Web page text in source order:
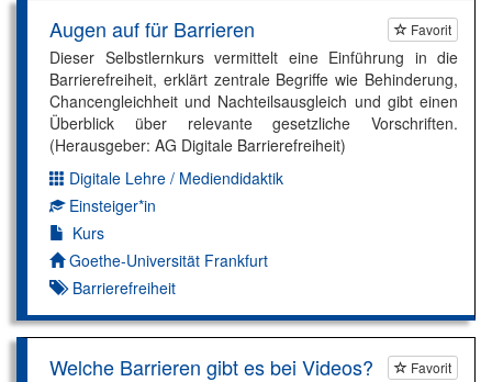
Favorit
Augen auf für Barrieren
Dieser Selbstlernkurs vermittelt eine Einführung in die
Barrierefreiheit, erklärt zentrale Begriffe wie Behinderung,
Chancengleichheit und Nachteilsausgleich und gibt einen
Überblick über relevante gesetzliche Vorschriften.
(Herausgeber: AG Digitale Barrierefreiheit)
Dimension:
Digitale Lehre / Mediendidaktik
Kompetenzniveau:
Einsteiger*in
Kurs
Autor*in:
Goethe-Universität Frankfurt
Barrierefreiheit
Favorit
Welche Barrieren gibt es bei Videos?